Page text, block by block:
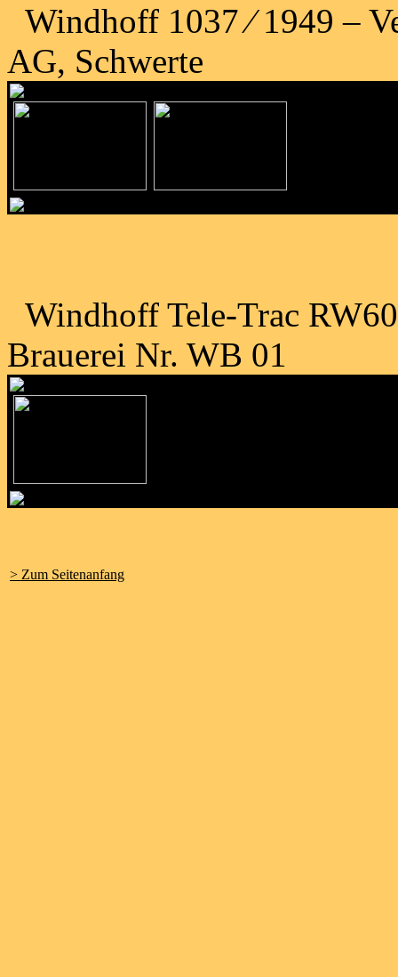
Windhoff 1037 ⁄ 1949 –
AG, Schwerte
Windhoff Tele-Trac
Brauerei Nr. WB 01
> Zum Seitenanfang